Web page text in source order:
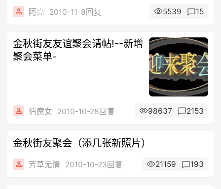
阿亮 2010-11-8回复 5539 15
金秋街友友谊聚会请帖!--新增
聚会菜单-
俏魔女 2010-10-28回复 98637 2153
金秋街友聚会（添几张新照片）
芳草无情 2010-10-23回复 21159 193